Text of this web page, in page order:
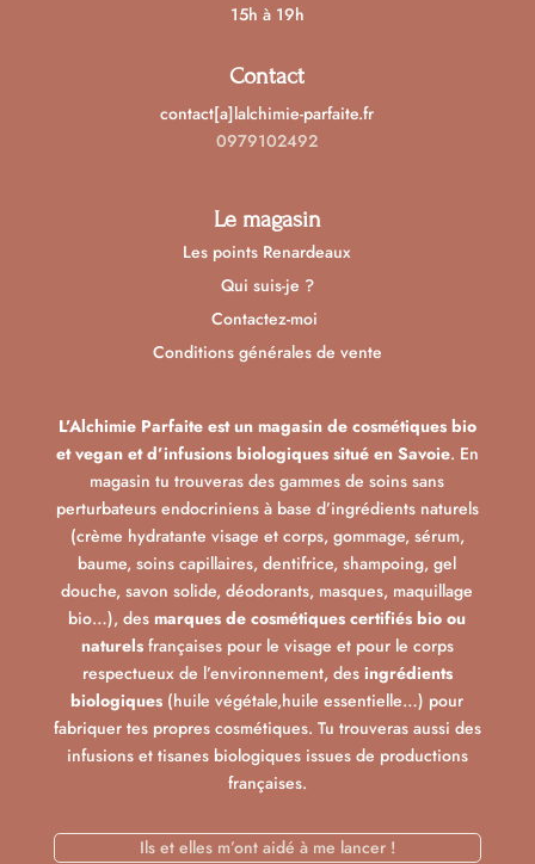
15h à 19h
Contact
contact[a]lalchimie-parfaite.fr
0979102492
Le magasin
Les points Renardeaux
Qui suis-je ?
Contactez-moi
Conditions générales de vente
L’Alchimie Parfaite est un magasin de cosmétiques bio
et vegan et d’infusions biologiques situé en Savoie. En
magasin tu trouveras des gammes de soins sans
perturbateurs endocriniens à base d’ingrédients naturels
(crème hydratante visage et corps, gommage, sérum,
baume, soins capillaires, dentifrice, shampoing, gel
douche, savon solide, déodorants, masques, maquillage
bio…), desmarques de cosmétiques certifiés bio ou
naturelsfrançaises pour le visage et pour le corps
respectueux de l’environnement, des ingrédients
biologiques (huile végétale,huile essentielle…) pour
fabriquer tes propres cosmétiques. Tu trouveras aussi des
infusions et tisanes biologiques issues de productions
françaises.
Ils et elles m’ont aidé à me lancer !